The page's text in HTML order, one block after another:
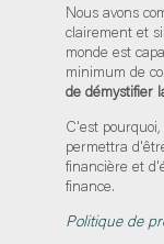
Nous avons
clairement et
monde est
minimum de
de démystifier
C'est
permettra
financière et
finance.
Politique de